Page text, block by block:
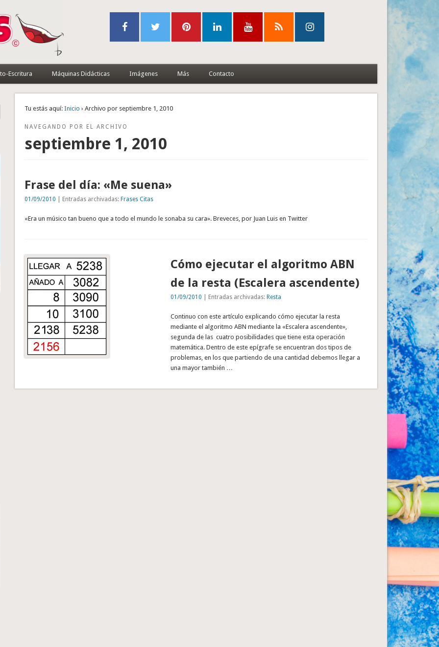
Escritura Máquinas Didácticas Imágenes Más Contacto
Tu estás aquí: Inicio › Archivo por septiembre 1, 2010
NAVEGANDO POR EL ARCHIVO
septiembre 1, 2010
Frase del día: «Me suena»
01/09/2010 | Entradas archivadas:Frases Citas
«Era un músico tan bueno que a todo el mundo le sonaba su cara». Breveces, por Juan Luis en Twitter
Cómo ejecutar el algoritmo ABN
de la resta (Escalera ascendente)
01/09/2010 | Entradas archivadas: Resta
Continuo con este artículo explicando cómo ejecutar la resta
mediante el algoritmo ABN mediante la «Escalera ascendente»,
segunda de las cuatro posibilidades que tiene esta operación
matemática. Dentro de este epígrafe se encuentran dos tipos de
problemas, en los que partiendo de una cantidad debemos llegar a
una mayor también …